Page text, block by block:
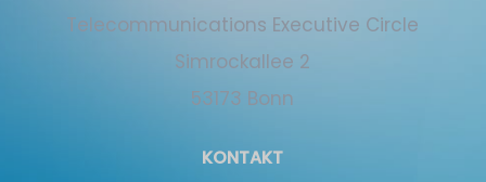
Tele­communications Executive Circle
Simrockallee 2
53173 Bonn
KONTAKT